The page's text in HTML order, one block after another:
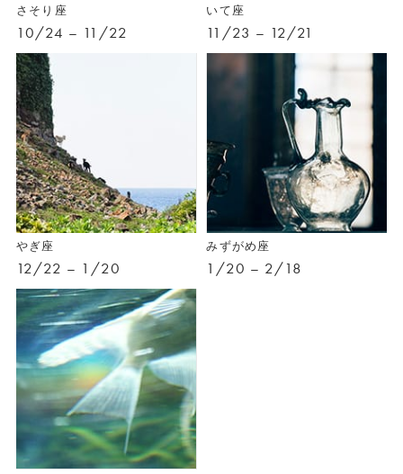
さそり座
10/24 – 11/22
いて座
11/23 – 12/21
やぎ座
12/22 – 1/20
みずがめ座
1/20 – 2/18